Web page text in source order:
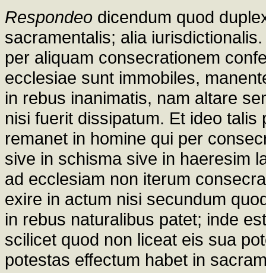
Respondeo dicendum quod
sacramentalis; alia
per aliquam consecrationem
ecclesiae sunt immobiles,
in rebus inanimatis, nam altare
nisi fuerit dissipatum. Et ideo
remanet in homine qui per
sive in schisma sive in haeresim
ad ecclesiam non iterum
exire in actum nisi secundum
in rebus naturalibus patet; inde
scilicet quod non liceat eis sua
potestas effectum habet in